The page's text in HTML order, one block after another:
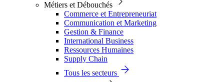
Métiers et Débouchés
Commerce et Entrepreneuriat
Communication et Marketing
Gestion & Finance
International Business
Ressources Humaines
Supply Chain
Tous les secteurs